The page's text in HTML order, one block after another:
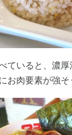
ていると、濃厚
お肉要素が強そ